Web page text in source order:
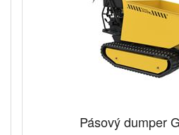
Pásový dumper